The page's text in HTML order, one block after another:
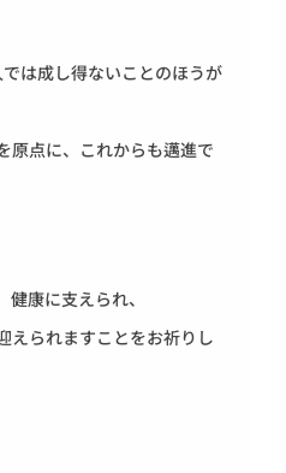
は成し得ないことのほうが
原点に、これからも邁進で
康に支えられ、
えられますことをお祈りし